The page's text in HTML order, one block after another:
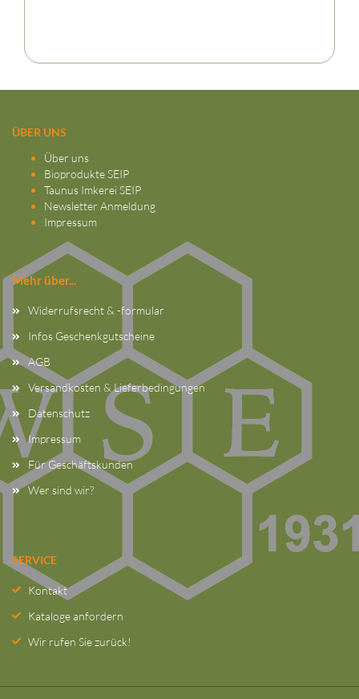
ÜBER UNS
Über uns
Bioprodukte SEIP
Taunus Imkerei SEIP
Newsletter Anmeldung
Impressum
Mehr über...
Widerrufsrecht & -formular
Infos Geschenkgutscheine
AGB
Versandkosten & Lieferbedingungen
Datenschutz
Impressum
Für Geschäftskunden
Wer sind wir?
SERVICE
Kontakt
Kataloge anfordern
Wir rufen Sie zurück!